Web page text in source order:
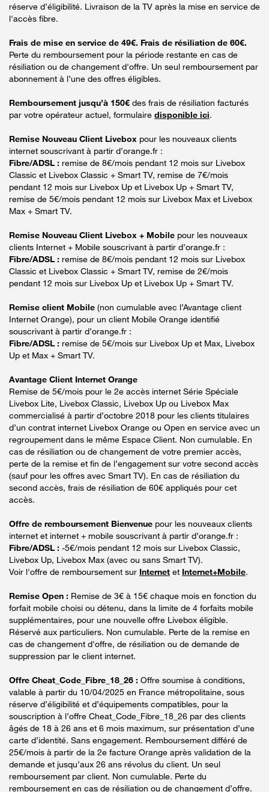
réserve d’éligibilité. Livraison de la TV après la mise en service de
l'accès fibre.
Frais de mise en service de 49€. Frais de résiliation de 60€.
Perte du remboursement pour la période restante en cas de
résiliation ou de changement d'offre. Un seul remboursement par
abonnement à l’une des offres éligibles.
Remboursement jusqu’à 150€ des frais de résiliation facturés
par votre opérateur actuel, formulaire disponible ici.
Remise Nouveau Client Livebox pour les nouveaux clients
internet souscrivant à partir d’orange.fr :
Fibre/ADSL : remise de 8€/mois pendant 12 mois sur Livebox
Classic et Livebox Classic + Smart TV, remise de 7€/mois
pendant 12 mois sur Livebox Up et Livebox Up + Smart TV,
remise de 5€/mois pendant 12 mois sur Livebox Max et Livebox
Max + Smart TV.
Remise Nouveau Client Livebox + Mobile pour les nouveaux
clients Internet + Mobile souscrivant à partir d’orange.fr :
Fibre/ADSL : remise de 8€/mois pendant 12 mois sur Livebox
Classic et Livebox Classic + Smart TV, remise de 2€/mois
pendant 12 mois sur Livebox Up et Livebox Up + Smart TV.
Remise client Mobile (non cumulable avec l’Avantage client
Internet Orange), pour un client Mobile Orange identifié
souscrivant à partir d’orange.fr :
Fibre/ADSL : remise de 5€/mois sur Livebox Up et Max, Livebox
Up et Max + Smart TV.
Avantage Client Internet Orange
Remise de 5€/mois pour le 2e accès internet Série Spéciale
Livebox Lite, Livebox Classic, Livebox Up ou Livebox Max
commercialisé à partir d’octobre 2018 pour les clients titulaires
d’un contrat internet Livebox Orange ou Open en service avec un
regroupement dans le même Espace Client. Non cumulable. En
cas de résiliation ou de changement de votre premier accès,
perte de la remise et fin de l’engagement sur votre second accès
(sauf pour les offres avec Smart TV). En cas de résiliation du
second accès, frais de résiliation de 60€ appliqués pour cet
accès.
Offre de remboursement Bienvenue pour les nouveaux clients
internet et internet + mobile souscrivant à partir d’orange.fr :
Fibre/ADSL : -5€/mois pendant 12 mois sur Livebox Classic,
Livebox Up, Livebox Max (avec ou sans Smart TV).
Voir l'offre de remboursement sur Internet et Internet+Mobile.
Remise Open : Remise de 3€ à 15€ chaque mois en fonction du
forfait mobile choisi ou détenu, dans la limite de 4 forfaits mobile
supplémentaires, pour une nouvelle offre Livebox éligible.
Réservé aux particuliers. Non cumulable. Perte de la remise en
cas de changement d'offre, de résiliation ou de demande de
suppression par le client internet.
Offre Cheat_Code_Fibre_18_26 : Offre soumise à conditions,
valable à partir du 10/04/2025 en France métropolitaine, sous
réserve d’éligibilité et d’équipements compatibles, pour la
souscription à l’offre Cheat_Code_Fibre_18_26 par des clients
âgés de 18 à 26 ans et 6 mois maximum, sur présentation d’une
carte d’identité. Sans engagement. Remboursement différé de
25€/mois à partir de la 2e facture Orange après validation de la
demande et jusqu’aux 26 ans révolus du client. Un seul
remboursement par client. Non cumulable. Perte du
remboursement en cas de résiliation ou de changement d’offre.